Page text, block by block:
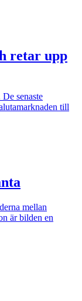
retar upp
senaste
till
mellan
är bilden en